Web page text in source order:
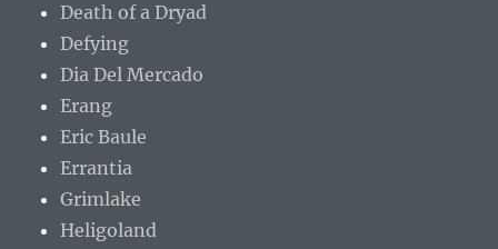
Death of a Dryad
Defying
Dia Del Mercado
Erang
Eric Baule
Errantia
Grimlake
Heligoland